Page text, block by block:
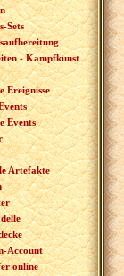
Sets
- Kampfkunst
Ereignisse
Events
Artefakte
Account
online